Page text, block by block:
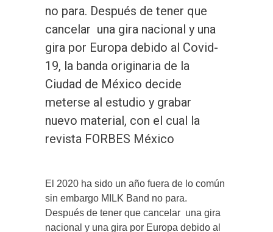
no para. Después de tener que
cancelar una gira nacional y una
gira por Europa debido al Covid-
19, la banda originaria de la
Ciudad de México decide
meterse al estudio y grabar
nuevo material, con el cual la
revista FORBES México
El 2020 ha sido un año fuera de lo común
sin embargo MILK Band no para.
Después de tener que cancelar una gira
nacional y una gira por Europa debido al